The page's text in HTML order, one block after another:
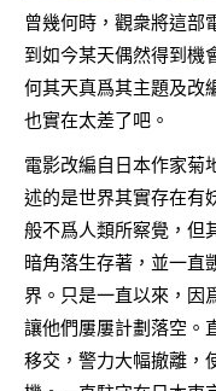
曾幾何時，觀衆將這部
到如今某天偶然得到機
何其天真爲其主題及
也實在太差了吧。
電影改編自日本作家菊
述的是世界其實存在有
般不爲人類所察覺，但
暗角落生存著，並一直
界。只是一直以來，因
讓他們屢屢計劃落空。
移交，警力大幅撤離，